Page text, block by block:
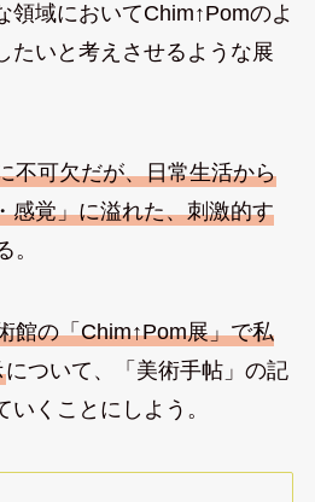
領域においてChim↑Pomのよ
たいと考えさせるような展
不可欠だが、日常生活から
感覚」に溢れた、刺激的す
。
館の「Chim↑Pom展」で私
について、「美術手帖」の記
くことにしよう。